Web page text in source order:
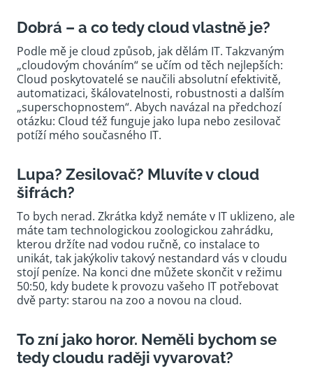
Dobrá – a co tedy cloud vlastně je?
Podle mě je cloud způsob, jak dělám IT. Takzvaným
„cloudovým chováním“ se učím od těch nejlepších:
Cloud poskytovatelé se naučili absolutní efektivitě,
automatizaci, škálovatelnosti, robustnosti a dalším
„superschopnostem“. Abych navázal na předchozí
otázku: Cloud též funguje jako lupa nebo zesilovač
potíží mého současného IT.
Lupa? Zesilovač? Mluvíte v cloud
šifrách?
To bych nerad. Zkrátka když nemáte v IT uklizeno, ale
máte tam technologickou zoologickou zahrádku,
kterou držíte nad vodou ručně, co instalace to
unikát, tak jakýkoliv takový nestandard vás v cloudu
stojí peníze. Na konci dne můžete skončit v režimu
50:50, kdy budete k provozu vašeho IT potřebovat
dvě party: starou na zoo a novou na cloud.
To zní jako horor. Neměli bychom se
tedy cloudu raději vyvarovat?